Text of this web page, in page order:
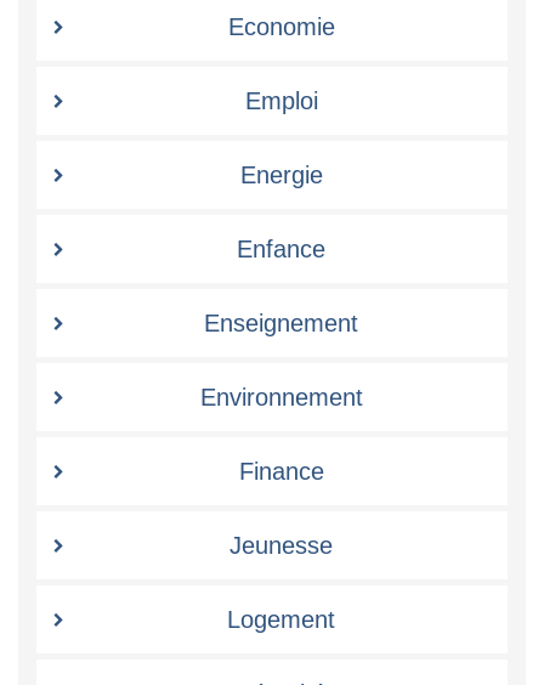
Economie
Emploi
Energie
Enfance
Enseignement
Environnement
Finance
Jeunesse
Logement